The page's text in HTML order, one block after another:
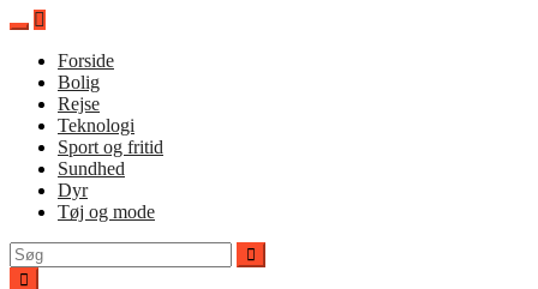
Spring
indholdForside
Bolig
Rejse
Teknologi
Sport og fritid
Sundhed
Dyr
Tøj og mode
Søg
efter: